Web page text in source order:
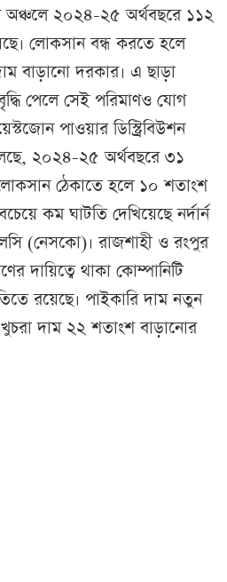
অঞ্চলে ২০২৪-২৫ অর্থবছরে ১১২
লোকসান বন্ধ করতে হলে
বাড়ানো দরকার। এ ছাড়া
পেলে সেই পরিমাণও যোগ
পাওয়ার ডিস্ট্রিবিউশন
২০২৪-২৫ অর্থবছরে ৩১
ঠেকাতে হলে ১০ শতাংশ
কম ঘাটতি দেখিয়েছে নর্দার্ন
(নেসকো)। রাজশাহী ও রংপুর
দায়িত্বে থাকা কোম্পানিটি
রয়েছে। পাইকারি দাম নতুন
দাম ২২ শতাংশ বাড়ানোর